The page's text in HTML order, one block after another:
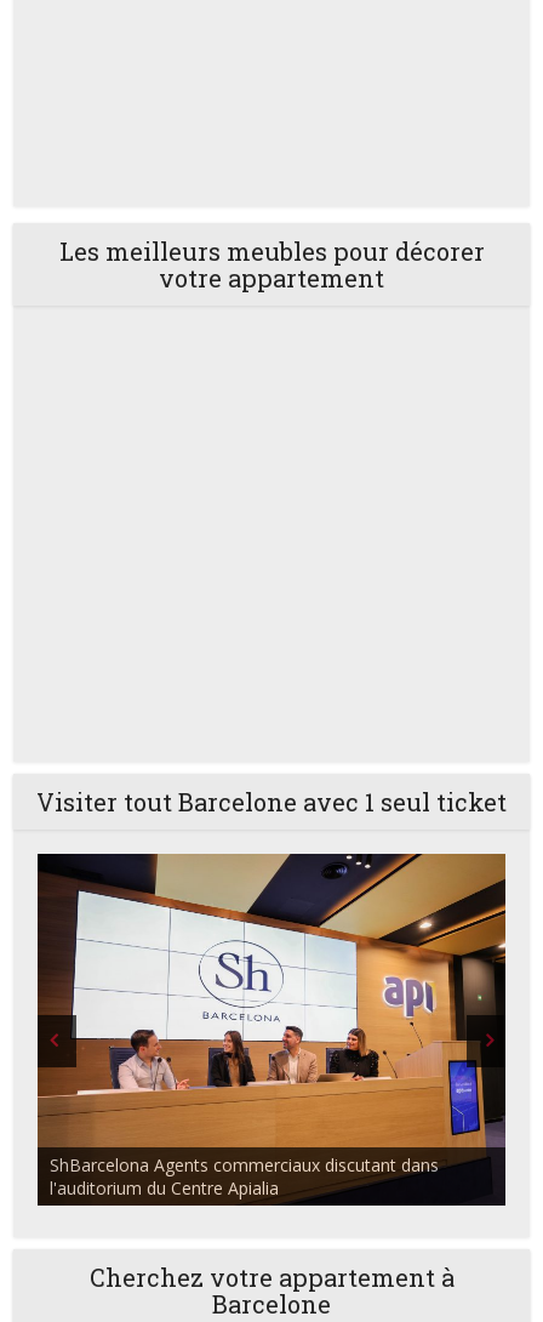
Les meilleurs meubles pour décorer
votre appartement
Visiter tout Barcelone avec 1 seul ticket
ShBarcelona Agents commerciaux discutant dans
l'auditorium du Centre Apialia
Cherchez votre appartement à
Barcelone